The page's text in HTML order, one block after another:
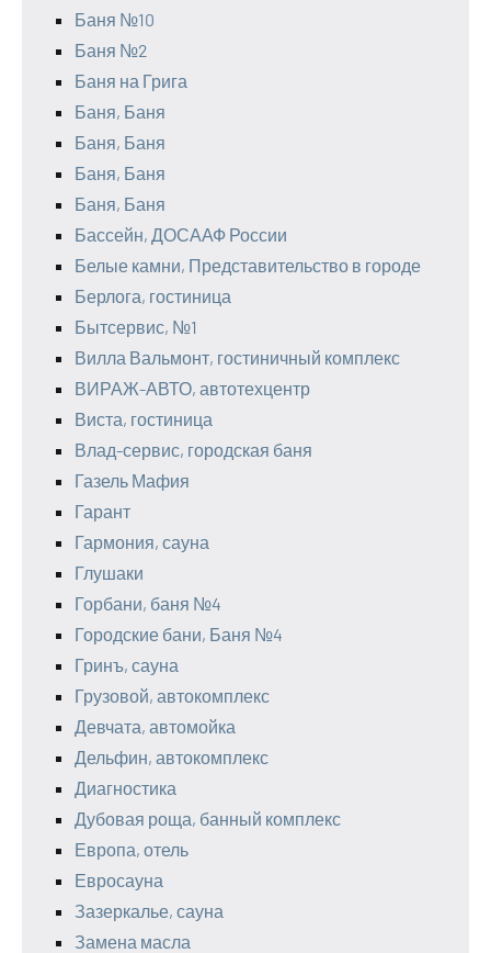
Баня №10
Баня №2
Баня на Грига
Баня, Баня
Баня, Баня
Баня, Баня
Баня, Баня
Бассейн, ДОСААФ России
Белые камни, Представительство в городе
Берлога, гостиница
Бытсервис, №1
Вилла Вальмонт, гостиничный комплекс
ВИРАЖ-АВТО, автотехцентр
Виста, гостиница
Влад-сервис, городская баня
Газель Мафия
Гарант
Гармония, сауна
Глушаки
Горбани, баня №4
Городские бани, Баня №4
Гринъ, сауна
Грузовой, автокомплекс
Девчата, автомойка
Дельфин, автокомплекс
Диагностика
Дубовая роща, банный комплекс
Европа, отель
Евросауна
Зазеркалье, сауна
Замена масла